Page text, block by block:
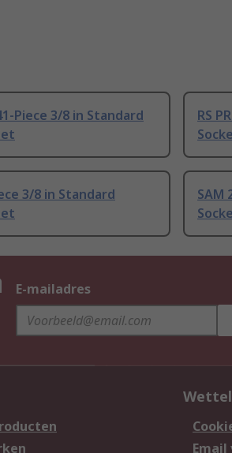
Piece 3/8 in Standard
RS
3/8 in Standard
SAM
E-mailadres